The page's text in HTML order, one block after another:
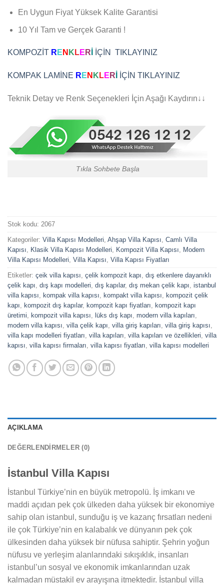
En Uygun Fiyat Yüksek Kalite Garantisi
10 Yıl Tam ve Gerçek Garanti !
KOMPOZİT R E N K LE R İÇİN TIKLAYINIZ
KOMPAK LAMİNE R E N K LE R İÇİN TIKLAYINIZ
Teknik Detay ve Renk Seçenekleri İçin Aşağı Kaydırın↓↓
Tıkla Sohbete Başla
Stok kodu: 2067
Kategoriler: Villa Kapısı Modelleri, Ahşap Villa Kapısı, Camlı Villa
Kapısı, Klasik Villa Kapısı Modelleri, Kompozit Villa Kapısı, Modern
Villa Kapısı Modelleri, Villa Kapısı, Villa Kapısı Fiyatları
Etiketler: çeik villa kapısı, çelik kompozit kapı, dış etkenlere dayanıklı
çelik kapı, dış kapı modelleri, dış kapılar, dış mekan çelik kapı, istanbul
villa kapısı, kompak villa kapısı, kompakt villa kapısı, kompozit çelik
kapı, kompozit dış kapılar, kompozit kapı fiyatları, kompozit kapı
üretimi, kompozit villa kapısı, lüks dış kapı, modern villa kapıları,
modern villa kapısı, villa çelik kapı, villa giriş kapıları, villa giriş kapısı,
villa kapı modelleri fiyatları, villa kapıları, villa kapıları ve özellikleri, villa
kapısı, villa kapısı firmaları, villa kapısı fiyatları, villa kapısı modelleri
AÇIKLAMA
DEĞERLENDIRMELER (0)
İstanbul Villa Kapısı
İstanbul Türkiye’nin en büyük metropolü. İş imkanı ve
maddi açıdan pek çok ülkeden daha yüksek bir ekonomiye
sahip olan istanbul, sunduğu iş ve kazanç fırsatları nedeni
ile çok Türkiye’nin en kalabalık ve dünyanın pek çok
ülkesinden daha yüksek bir nüfusa sahiptir. Şehrin yoğun
nüfusu ve yerleşim alanlarındaki sıkışıklık, insanları
istanbul’un sosyal ve ekonomik imkanlarından uzak
kalmadan müstakil ev arayışına itmektedir. İstanbul villa